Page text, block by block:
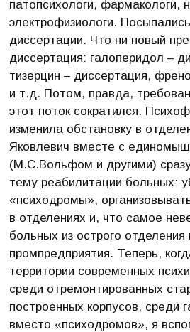
патопсихологи, фармакологи,
электрофизиологи.
диссертации. Что ни новый
диссертация: галоперидол –
тизерцин – диссертация,
и т.д. Потом, правда,
этот поток сократился.
изменила обстановку в
Яковлевич вместе с
(М.С.Вольфом и другими)
тему реабилитации больных:
«психодромы»,
в отделениях и, что самое
больных из острого
промпредприятия. Теперь,
территории современных
среди отремонтированных
построенных корпусов, среди
вместо «психодромов», я